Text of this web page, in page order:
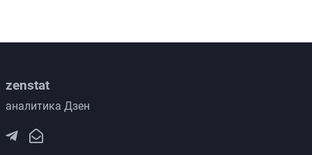
zenstat
аналитика Дзен